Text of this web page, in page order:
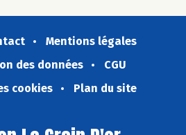
Mentions légales
des données
CGU
cookies
Plan du site